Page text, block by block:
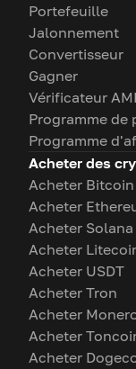
Portefeuille
Jalonnement
Convertisseur
Gagner
Vérificateur
Programme de
Programme
Acheter des
Acheter Bitcoin
Acheter
Acheter Solana
Acheter
Acheter USDT
Acheter Tron
Acheter
Acheter
Acheter